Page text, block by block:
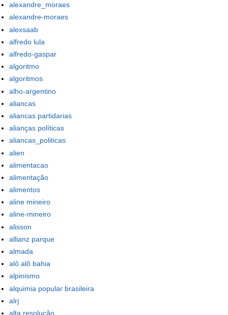
alexandre_moraes
alexandre-moraes
alexsaab
alfredo lula
alfredo-gaspar
algoritmo
algoritmos
alho-argentino
aliancas
aliancas partidarias
alianças políticas
aliancas_politicas
alien
alimentacao
alimentação
alimentos
aline mineiro
aline-mineiro
alisson
allianz parque
almada
alô alô bahia
alpinismo
alquimia popular brasileira
alrj
alta resolução